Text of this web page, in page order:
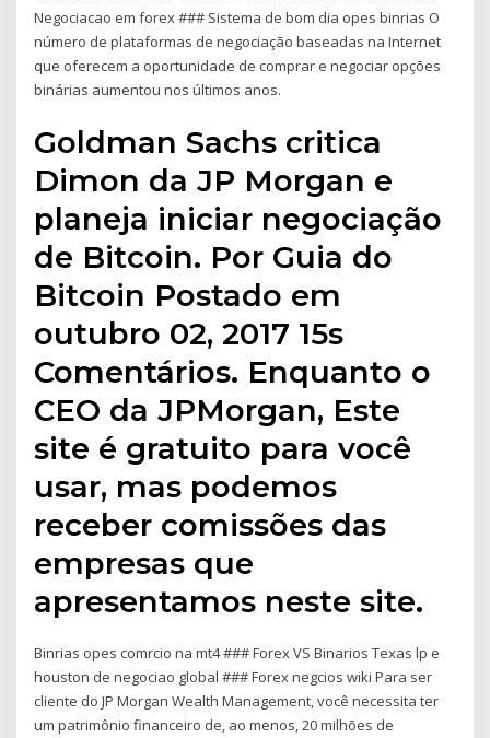
Negociacao em forex ### Sistema de bom dia opes binrias O
número de plataformas de negociação baseadas na Internet
que oferecem a oportunidade de comprar e negociar opções
binárias aumentou nos últimos anos.
Goldman Sachs critica
Dimon da JP Morgan e
planeja iniciar negociação
de Bitcoin. Por Guia do
Bitcoin Postado em
outubro 02, 2017 15s
Comentários. Enquanto o
CEO da JPMorgan, Este
site é gratuito para você
usar, mas podemos
receber comissões das
empresas que
apresentamos neste site.
Binrias opes comrcio na mt4 ### Forex VS Binarios Texas lp e
houston de negociao global ### Forex negcios wiki Para ser
cliente do JP Morgan Wealth Management, você necessita ter
um patrimônio financeiro de, ao menos, 20 milhões de